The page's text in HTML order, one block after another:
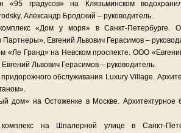
«95 градусов» на Клязьминском
Александр Бродский – руководитель.
«Дом у моря» в Санкт-Петербурге.
Партнеры», Евгений Львович Герасимов –
«Ле Гранд» на Невском проспекте. ООО
Львович Герасимов – руководитель.
обслуживания Luxury Village.
дом» на Остоженке в Москве. Архитектурное
на Шпалерной улице в Санкт-